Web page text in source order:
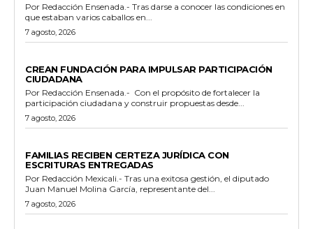
Por Redacción Ensenada.- Tras darse a conocer las condiciones en
que estaban varios caballos en...
7 agosto, 2026
CREAN FUNDACIÓN PARA IMPULSAR PARTICIPACIÓN
CIUDADANA
Por Redacción Ensenada.- Con el propósito de fortalecer la
participación ciudadana y construir propuestas desde...
7 agosto, 2026
FAMILIAS RECIBEN CERTEZA JURÍDICA CON
ESCRITURAS ENTREGADAS
Por Redacción Mexicali.- Tras una exitosa gestión, el diputado
Juan Manuel Molina García, representante del...
7 agosto, 2026